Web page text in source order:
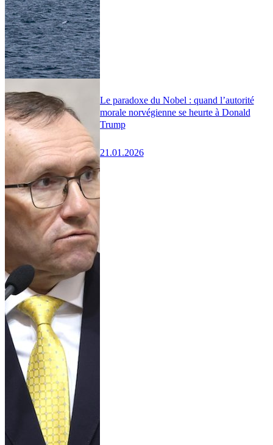
Le paradoxe du Nobel : quand l’autorité
morale norvégienne se heurte à Donald
Trump
21.01.2026